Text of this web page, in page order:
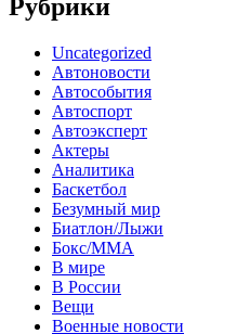
Рубрики
Uncategorized
Автоновости
Автособытия
Автоспорт
Автоэксперт
Актеры
Аналитика
Баскетбол
Безумный мир
Биатлон/Лыжи
Бокс/MMA
В мире
В России
Вещи
Военные новости